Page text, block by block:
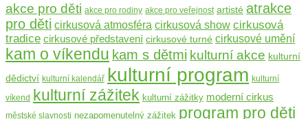
akce pro děti akce pro rodiny akce pro veřejnost artisté atrakce
pro děti cirkusová atmosféra cirkusová show cirkusová
tradice cirkusové představení cirkusové turné cirkusové umění
kam o víkendu kam s dětmi kulturní akce kulturní
dědictví kulturní kalendář kulturní program kulturní
víkend kulturní zážitek kulturní zážitky moderní cirkus
městské slavnosti nezapomenutelný zážitek program pro děti